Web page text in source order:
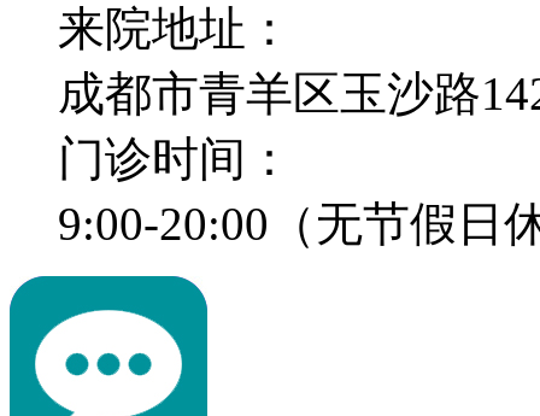
来院地址：
成都市青羊区玉沙路
门诊时间：
9:00-20:00（无节假日